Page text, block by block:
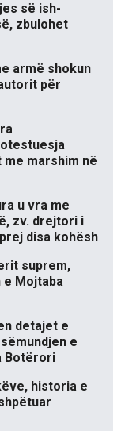
së ish-
zbulohet
armë shokun
për
marshim në
u vra me
zv. drejtori i
disa kohësh
suprem,
Mojtaba
detajet e
e
Botërori
historia e